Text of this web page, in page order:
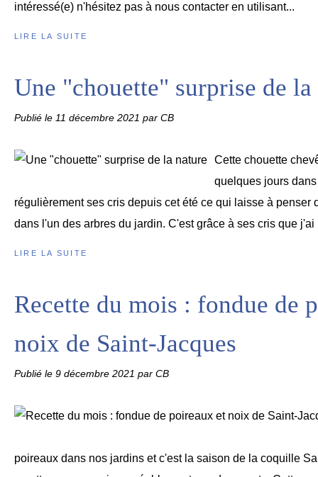
intéressé(e) n'hésitez pas à nous contacter en utilisant...
LIRE LA SUITE
Une "chouette" surprise de la
Publié le 11 décembre 2021 par CB
Cette chouette
quelques jours
régulièrement ses cris depuis cet été ce qui laisse à penser
dans l'un des arbres du jardin. C'est grâce à ses cris que j'ai
LIRE LA SUITE
Recette du mois : fondue de
noix de Saint-Jacques
Publié le 9 décembre 2021 par CB
poireaux dans nos jardins et c'est la saison de la coquille